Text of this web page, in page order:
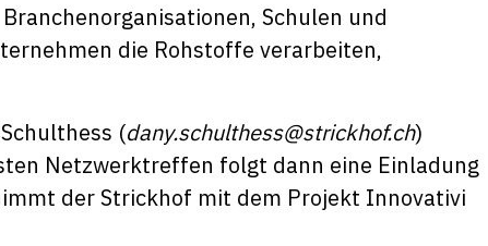
Schulen und
die Rohstoffe verarbeiten,
(dany.schulthess@strickhof.ch)
Netzwerktreffen folgt dann eine Einladung
der Strickhof mit dem Projekt Innovativi